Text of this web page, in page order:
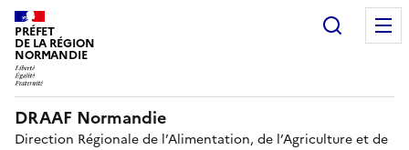
PRÉFET
DE LA RÉGION
NORMANDIE
DRAAF Normandie
Direction Régionale de l’Alimentation, de l’Agriculture et de